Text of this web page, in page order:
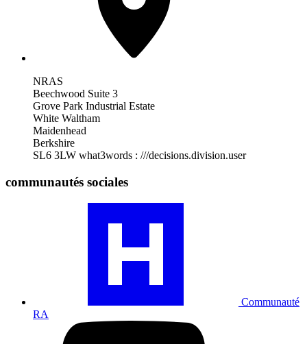
NRAS
Beechwood Suite 3
Grove Park Industrial Estate
White Waltham
Maidenhead
Berkshire
SL6 3LW what3words : ///decisions.division.user
communautés sociales
Communauté
RA